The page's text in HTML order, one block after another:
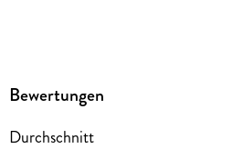
Bewertungen
Durchschnitt